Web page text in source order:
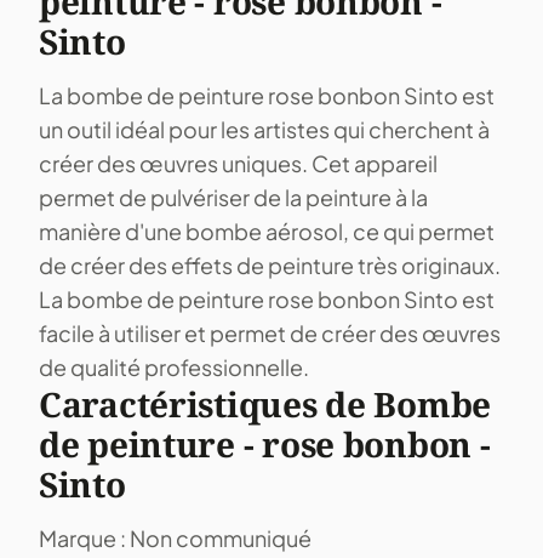
Sinto
La bombe de peinture rose bonbon Sinto est
un outil idéal pour les artistes qui cherchent à
créer des œuvres uniques. Cet appareil
permet de pulvériser de la peinture à la
manière d'une bombe aérosol, ce qui permet
de créer des effets de peinture très originaux.
La bombe de peinture rose bonbon Sinto est
facile à utiliser et permet de créer des œuvres
de qualité professionnelle.
Caractéristiques de Bombe
de peinture - rose bonbon -
Sinto
Marque : Non communiqué